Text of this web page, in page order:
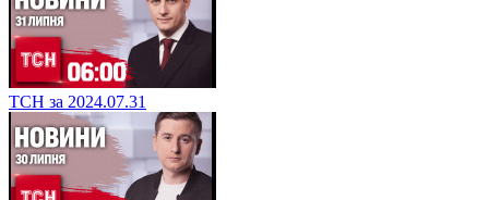
ТСН за 2024.07.31